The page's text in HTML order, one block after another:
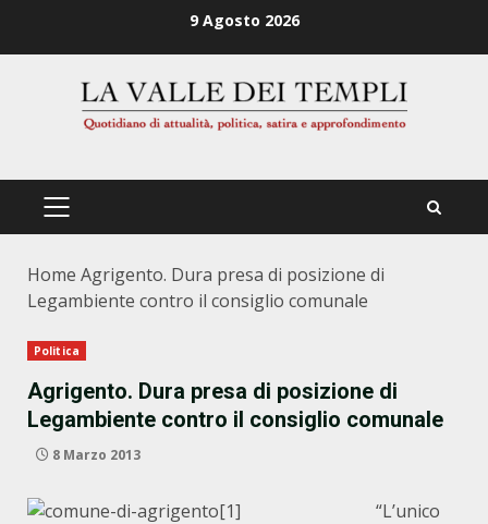
9 Agosto 2026
PRIMÄRES
Home Agrigento. Dura presa di posizione di
Legambiente contro il consiglio comunale
Politica
Agrigento. Dura presa di posizione di
Legambiente contro il consiglio comunale
8 Marzo 2013
“L’unico